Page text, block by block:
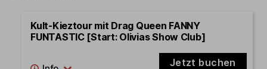
Kult-Kieztour mit Drag Queen FANNY
FUNTASTIC [Start: Olivias Show Club]
Jetzt buchen